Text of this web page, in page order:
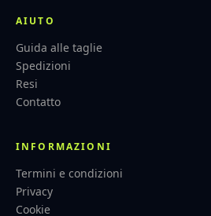
AIUTO
Guida alle taglie
Spedizioni
Resi
Contatto
INFORMAZIONI
Termini e condizioni
Privacy
Cookie